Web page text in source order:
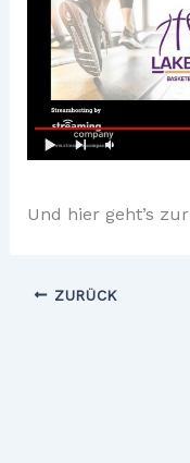
Und hier geht’s zur
ZURÜCK